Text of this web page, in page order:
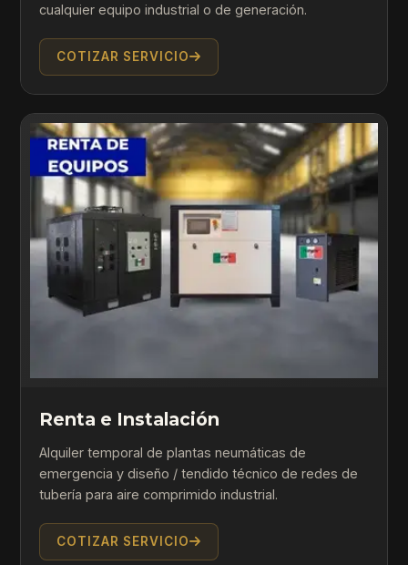
cualquier equipo industrial o de generación.
COTIZAR SERVICIO
Renta e Instalación
Alquiler temporal de plantas neumáticas de
emergencia y diseño / tendido técnico de redes de
tubería para aire comprimido industrial.
COTIZAR SERVICIO